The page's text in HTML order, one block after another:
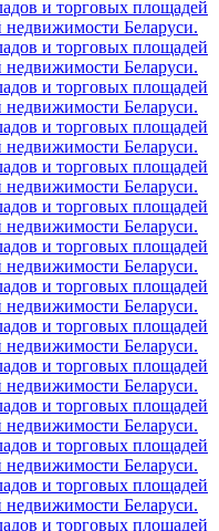
и торговых площадей
недвижимости Беларуси.
и торговых площадей
недвижимости Беларуси.
и торговых площадей
недвижимости Беларуси.
и торговых площадей
недвижимости Беларуси.
и торговых площадей
недвижимости Беларуси.
и торговых площадей
недвижимости Беларуси.
и торговых площадей
недвижимости Беларуси.
и торговых площадей
недвижимости Беларуси.
и торговых площадей
недвижимости Беларуси.
и торговых площадей
недвижимости Беларуси.
и торговых площадей
недвижимости Беларуси.
и торговых площадей
недвижимости Беларуси.
и торговых площадей
недвижимости Беларуси.
и торговых площадей